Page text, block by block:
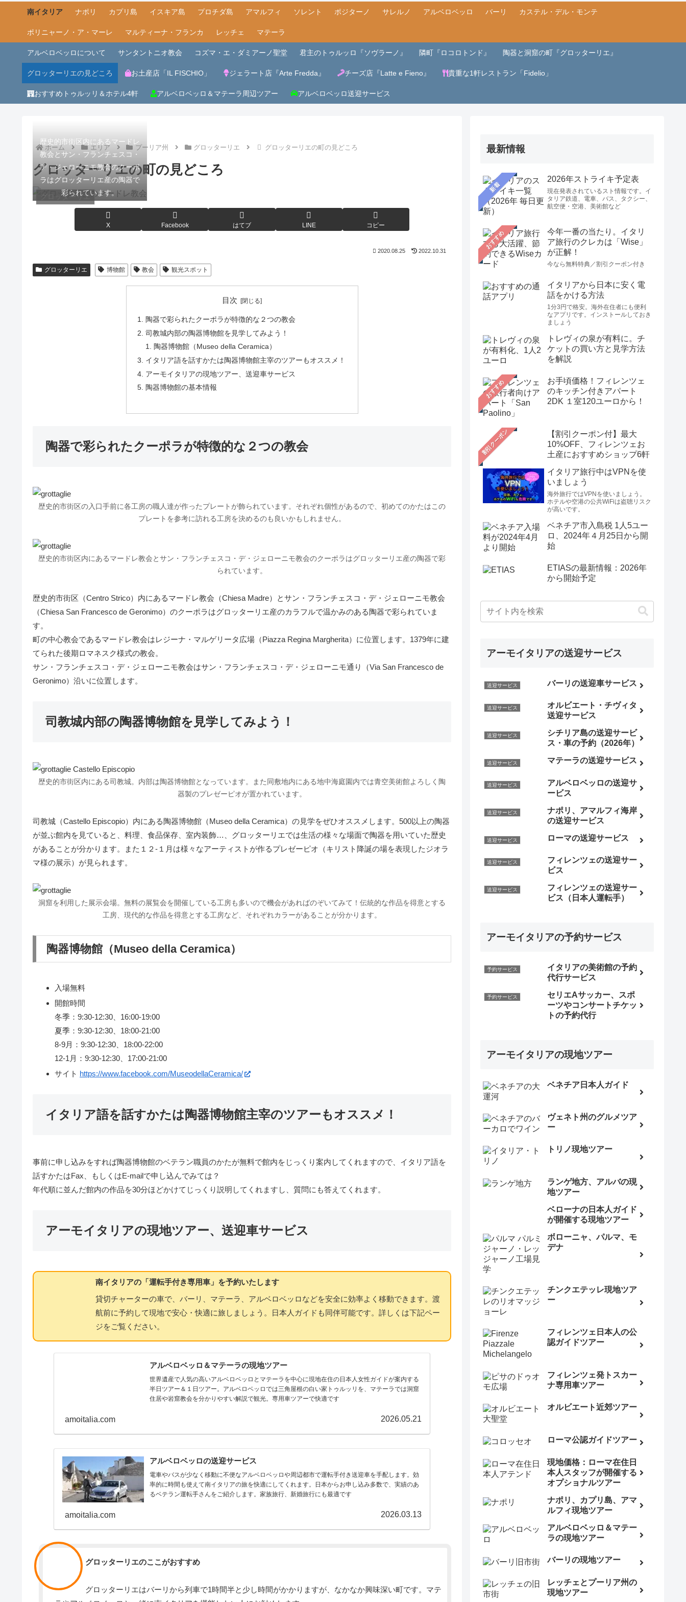
南イタリア ナポリ カプリ島 イスキア島 プロチダ島 アマルフィ ソレント ポジターノ サレルノ アルベロベッロ バーリ カステル・デル・モンテ
ポリニャーノ・ア・マーレ マルティーナ・フランカ レッチェ マテーラ
アルベロベッロについて サンタントニオ教会 コズマ・エ・ダミアーノ聖堂 君主のトゥルッロ『ソヴラーノ』 隣町『ロコロトンド』 陶器と洞窟の町『グロッターリエ』
グロッターリエの見どころ お土産店「IL FISCHIO」 ジェラート店『Arte Fredda』 チーズ店『Latte e Fieno』 貴重な1軒レストラン「Fidelio」
おすすめトゥルッリ＆ホテル4軒 アルベロベッロ＆マテーラ周辺ツアー アルベロベッロ送迎サービス
ホーム エリア プーリア州 グロッターリエ グロッターリエの町の見どころ
グロッターリエの町の見どころ
グロッターリエ
歴史的市街区内にあるマードレ
教会とサン・フランチェスコ・
デ・ジェローニモ教会のクーポ
ラはグロッターリエ産の陶器で
彩られています。
X Facebook はてブ LINE コピー
2020.08.25 2022.10.31
グロッターリエ 博物館 教会 観光スポット
目次
陶器で彩られたクーポラが特徴的な２つの教会
司教城内部の陶器博物館を見学してみよう！
陶器博物館（Museo della Ceramica）
イタリア語を話すかたは陶器博物館主宰のツアーもオススメ！
アーモイタリアの現地ツアー、送迎車サービス
陶器博物館の基本情報
陶器で彩られたクーポラが特徴的な２つの教会
歴史的市街区の入口手前に各工房の職人達が作ったプレートが飾られています。それぞれ個性があるので、初めてのかたはこの
プレートを参考に訪れる工房を決めるのも良いかもしれません。
歴史的市街区内にあるマードレ教会とサン・フランチェスコ・デ・ジェローニモ教会のクーポラはグロッターリエ産の陶器で彩
られています。
歴史的市街区（Centro Strico）内にあるマードレ教会（Chiesa Madre）とサン・フランチェスコ・デ・ジェローニモ教会
（Chiesa San Francesco de Geronimo）のクーポラはグロッターリエ産のカラフルで温かみのある陶器で彩られていま
す。
町の中心教会であるマードレ教会はレジーナ・マルゲリータ広場（Piazza Regina Margherita）に位置します。1379年に建
てられた後期ロマネスク様式の教会。
サン・フランチェスコ・デ・ジェローニモ教会はサン・フランチェスコ・デ・ジェローニモ通り（Via San Francesco de
Geronimo）沿いに位置します。
司教城内部の陶器博物館を見学してみよう！
歴史的市街区内にある司教城。内部は陶器博物館となっています。また同敷地内にある地中海庭園内では青空美術館よろしく陶
器製のプレゼーピオが置かれています。
司教城（Castello Episcopio）内にある陶器博物館（Museo della Ceramica）の見学をぜひオススメします。500以上の陶器
が並ぶ館内を見ていると、料理、食品保存、室内装飾…、グロッターリエでは生活の様々な場面で陶器を用いていた歴史
があることが分かります。また１２-１月は様々なアーティストが作るプレゼーピオ（キリスト降誕の場を表現したジオラ
マ様の展示）が見られます。
洞窟を利用した展示会場。無料の展覧会を開催している工房も多いので機会があればのぞいてみて！伝統的な作品を得意とする
工房、現代的な作品を得意とする工房など、それぞれカラーがあることが分かります。
陶器博物館（Museo della Ceramica）
入場無料
開館時間
冬季：9:30-12:30、16:00-19:00
夏季：9:30-12:30、18:00-21:00
8-9月：9:30-12:30、18:00-22:00
12-1月：9:30-12:30、17:00-21:00
サイト https://www.facebook.com/MuseodellaCeramica/
イタリア語を話すかたは陶器博物館主宰のツアーもオススメ！
事前に申し込みをすれば陶器博物館のベテラン職員のかたが無料で館内をじっくり案内してくれますので、イタリア語を
話すかたはFax、もしくはE-mailで申し込んでみては？
年代順に並んだ館内の作品を30分ほどかけてじっくり説明してくれますし、質問にも答えてくれます。
アーモイタリアの現地ツアー、送迎車サービス
南イタリアの「運転手付き専用車」を予約いたします
貸切チャーターの車で、バーリ、マテーラ、アルベロベッロなどを安全に効率よく移動できます。渡
航前に予約して現地で安心・快適に旅しましょう。日本人ガイドも同伴可能です。詳しくは下記ペー
ジをご覧ください。
アルベロベッロ＆マテーラの現地ツアー
世界遺産で人気の高いアルベロベッロとマテーラを中心に現地在住の日本人女性ガイドが案内する
半日ツアー＆１日ツアー。アルベロベッロでは三角屋根の白い家トゥルッリを、マテーラでは洞窟
住居や岩窟教会を分かりやすい解説で観光。専用車ツアーで快適です
amoitalia.com 2026.05.21
アルベロベッロの送迎サービス
電車やバスが少なく移動に不便なアルベロベッロや周辺都市で運転手付き送迎車を手配します。効
率的に時間も使えて南イタリアの旅を快適にしてくれます。日本からお申し込み多数で、実績のあ
るベテラン運転手さんをご紹介します。家族旅行、新婚旅行にも最適です
amoitalia.com 2026.03.13
グロッターリエのここがおすすめ
グロッターリエはバーリから列車で1時間半と少し時間がかかりますが、なかなか興味深い町です。マテ
最新情報
新着
2026年ストライキ予定表
現在発表されているスト情報です。イ
タリア鉄道、電車、バス、タクシー、
航空便・空港、美術館など
おすすめ
今年一番の当たり。イタリ
ア旅行のクレカは「Wise」
が正解！
今なら無料特典／割引クーポン付き
イタリアから日本に安く電
話をかける方法
1分3円で格安。海外在住者にも便利
なアプリです。インストールしておき
ましょう
トレヴィの泉が有料に。チ
ケットの買い方と見学方法
を解説
おすすめ
お手頃価格！フィレンツェ
のキッチン付きアパート
2DK １室120ユーロから！
【割引クーポン付】最大
10%OFF、フィレンツェお
土産におすすめショップ6軒
イタリア旅行中はVPNを使
いましょう
海外旅行ではVPNを使いましょう。
ホテルや空港の公共WiFiは盗聴リスク
が高いです。
ベネチア市入島税 1人5ユー
ロ、2024年４月25日から開
始
ETIASの最新情報：2026年
から開始予定
アーモイタリアの送迎サービス
送迎サービス バーリの送迎車サービス
送迎サービス
オルビエート・チヴィタ
送迎サービス
送迎サービス
シチリア島の送迎サービ
ス・車の予約（2026年）
送迎サービス マテーラの送迎サービス
送迎サービス
アルベロベッロの送迎サ
ービス
送迎サービス
ナポリ、アマルフィ海岸
の送迎サービス
送迎サービス ローマの送迎サービス
送迎サービス
フィレンツェの送迎サー
ビス
送迎サービス
フィレンツェの送迎サー
ビス（日本人運転手）
アーモイタリアの予約サービス
予約サービス
イタリアの美術館の予約
代行サービス
予約サービス
セリエAサッカー、スポ
ーツやコンサートチケッ
トの予約代行
アーモイタリアの現地ツアー
ベネチア日本人ガイド
ヴェネト州のグルメツア
ー
トリノ現地ツアー
ランゲ地方、アルバの現
地ツアー
ベローナの日本人ガイド
が開催する現地ツアー
ボローニャ、パルマ、モ
デナ
チンクエテッレ現地ツア
ー
フィレンツェ日本人の公
認ガイドツアー
フィレンツェ発トスカー
ナ専用車ツアー
オルビエート近郊ツアー
ローマ公認ガイドツアー
現地価格：ローマ在住日
本人スタッフが開催する
オプショナルツアー
ナポリ、カプリ島、アマ
ルフィ現地ツアー
アルベロベッロ＆マテー
ラの現地ツアー
バーリの現地ツアー
レッチェとプーリア州の
現地ツアー